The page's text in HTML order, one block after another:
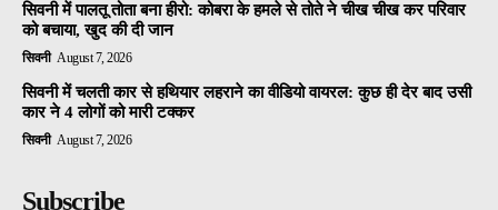
सिवनी में पालतू तोता बना हीरो: कोबरा के हमले से तोते ने चीख चीख कर परिवार
को बचाया, खुद की दी जान
सिवनी August 7, 2026
सिवनी में चलती कार से हथियार लहराने का वीडियो वायरल: कुछ ही देर बाद उसी
कार ने 4 लोगों को मारी टक्कर
सिवनी August 7, 2026
Subscribe